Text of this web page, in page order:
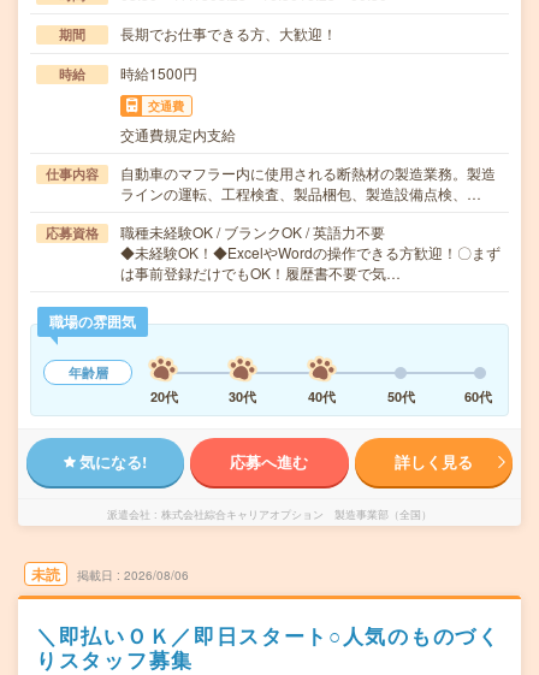
期間 長期でお仕事できる方、大歓迎！
時給 時給1500円
交通費
交通費規定内支給
仕事内容
自動車のマフラー内に使用される断熱材の製造業務。製造
ラインの運転、工程検査、製品梱包、製造設備点検、…
応募資格
職種未経験OK / ブランクOK / 英語力不要
◆未経験OK！◆ExcelやWordの操作できる方歓迎！〇まず
は事前登録だけでもOK！履歴書不要で気…
職場の雰囲気
年齢層
20代
30代 40代 50代 60代
気になる! 応募へ進む 詳しく見る
派遣会社 株式会社綜合キャリアオプション 製造事業部（全国）
未読 掲載日 2026/08/06
＼即払いＯＫ／即日スタート○人気のものづく
りスタッフ募集